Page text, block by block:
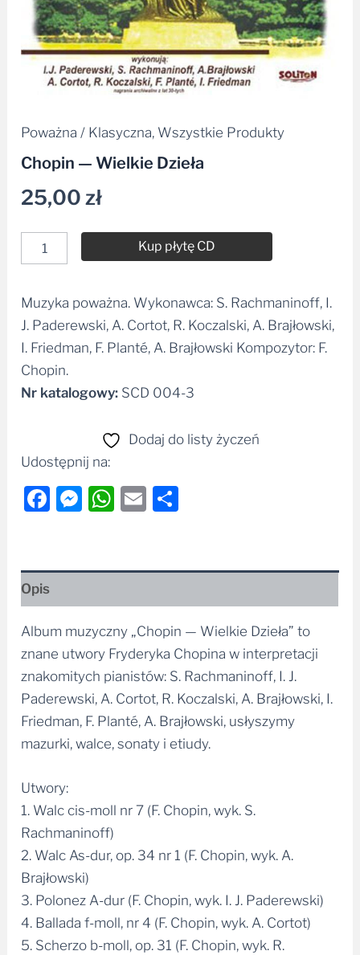
Chopin — Wielkie Dzieła
25,00zł
J. Paderewski, A. Cortot, R. Koczalski, A. Brajłowski,
I. Friedman, F. Planté, A. Brajłowski Kompozytor: F.
Chopin.
Nr katalogowy:
Udostępnij na:
Facebook
Messenger
Album muzyczny „Chopin — Wielkie Dzieła” to
znane utwory Fryderyka Chopina w interpretacji
znakomitych pianistów: S. Rachmaninoff, I. J.
Paderewski, A. Cortot, R. Koczalski, A. Brajłowski, I.
Friedman, F. Planté, A. Brajłowski, usłyszymy
mazurki, walce, sonaty i etiudy.
1. Walc cis-moll nr 7 (F. Chopin, wyk. S.
Rachmaninoff)
2. Walc As-dur, op. 34 nr 1 (F. Chopin, wyk. A.
Brajłowski)
3. Polonez A-dur (F. Chopin, wyk. I. J. Paderewski)
4. Ballada f-moll, nr 4 (F. Chopin, wyk. A. Cortot)
5. Scherzo b-moll, op. 31 (F. Chopin, wyk. R.
Koczalski)